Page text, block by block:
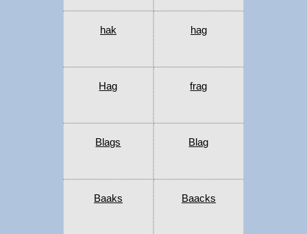
hak hag
Hag frag
Blags Blag
Baaks Baacks